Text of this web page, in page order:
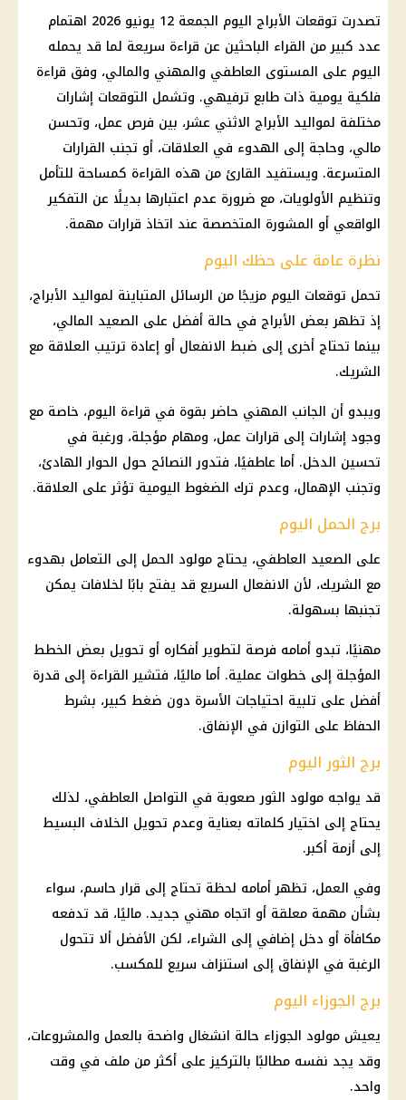
تصدرت توقعات الأبراج اليوم الجمعة 12 يونيو 2026 اهتمام
عدد كبير من القراء الباحثين عن قراءة سريعة لما قد يحمله
اليوم على المستوى العاطفي والمهني والمالي، وفق قراءة
فلكية يومية ذات طابع ترفيهي. وتشمل التوقعات إشارات
مختلفة لمواليد الأبراج الاثني عشر، بين فرص عمل، وتحسن
مالي، وحاجة إلى الهدوء في العلاقات، أو تجنب القرارات
المتسرعة. ويستفيد القارئ من هذه القراءة كمساحة للتأمل
وتنظيم الأولويات، مع ضرورة عدم اعتبارها بديلًا عن التفكير
الواقعي أو المشورة المتخصصة عند اتخاذ قرارات مهمة.
نظرة عامة على حظك اليوم
تحمل توقعات اليوم مزيجًا من الرسائل المتباينة لمواليد الأبراج،
إذ تظهر بعض الأبراج في حالة أفضل على الصعيد المالي،
بينما تحتاج أخرى إلى ضبط الانفعال أو إعادة ترتيب العلاقة مع
الشريك.
ويبدو أن الجانب المهني حاضر بقوة في قراءة اليوم، خاصة مع
وجود إشارات إلى قرارات عمل، ومهام مؤجلة، ورغبة في
تحسين الدخل. أما عاطفيًا، فتدور النصائح حول الحوار الهادئ،
وتجنب الإهمال، وعدم ترك الضغوط اليومية تؤثر على العلاقة.
برج الحمل اليوم
على الصعيد العاطفي، يحتاج مولود الحمل إلى التعامل بهدوء
مع الشريك، لأن الانفعال السريع قد يفتح بابًا لخلافات يمكن
تجنبها بسهولة.
مهنيًا، تبدو أمامه فرصة لتطوير أفكاره أو تحويل بعض الخطط
المؤجلة إلى خطوات عملية. أما ماليًا، فتشير القراءة إلى قدرة
أفضل على تلبية احتياجات الأسرة دون ضغط كبير، بشرط
الحفاظ على التوازن في الإنفاق.
برج الثور اليوم
قد يواجه مولود الثور صعوبة في التواصل العاطفي، لذلك
يحتاج إلى اختيار كلماته بعناية وعدم تحويل الخلاف البسيط
إلى أزمة أكبر.
وفي العمل، تظهر أمامه لحظة تحتاج إلى قرار حاسم، سواء
بشأن مهمة معلقة أو اتجاه مهني جديد. ماليًا، قد تدفعه
مكافأة أو دخل إضافي إلى الشراء، لكن الأفضل ألا تتحول
الرغبة في الإنفاق إلى استنزاف سريع للمكسب.
برج الجوزاء اليوم
يعيش مولود الجوزاء حالة انشغال واضحة بالعمل والمشروعات،
وقد يجد نفسه مطالبًا بالتركيز على أكثر من ملف في وقت
واحد.